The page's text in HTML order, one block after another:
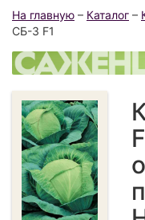
На главную – Каталог –
СБ-3 F1